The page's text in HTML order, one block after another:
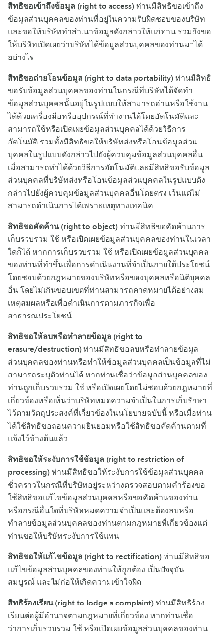
สิทธิขอเข้าถึงข้อมูล (right to access)ท่านมีสิทธิขอเข้าถึง
ข้อมูลส่วนบุคคลของท่านที่อยู่ในความรับผิดชอบของบริษัท
และขอให้บริษัททำสำเนาข้อมูลดังกล่าวให้แก่ท่าน รวมถึงขอ
ให้บริษัทเปิดเผยว่าบริษัทได้ข้อมูลส่วนบุคคลของท่านมาได้
อย่างไร
สิทธิขอถ่ายโอนข้อมูล (right to data portability)ท่านมีสิทธิ
ขอรับข้อมูลส่วนบุคคลของท่านในกรณีที่บริษัทได้จัดทำ
ข้อมูลส่วนบุคคลนั้นอยู่ในรูปแบบให้สามารถอ่านหรือใช้งาน
ได้ด้วยเครื่องมือหรืออุปกรณ์ที่ทำงานได้โดยอัตโนมัติและ
สามารถใช้หรือเปิดเผยข้อมูลส่วนบุคคลได้ด้วยวิธีการ
อัตโนมัติ รวมทั้งมีสิทธิขอให้บริษัทส่งหรือโอนข้อมูลส่วน
บุคคลในรูปแบบดังกล่าวไปยังผู้ควบคุมข้อมูลส่วนบุคคลอื่น
เมื่อสามารถทำได้ด้วยวิธีการอัตโนมัติและมีสิทธิขอรับข้อมูล
ส่วนบุคคลที่บริษัทส่งหรือโอนข้อมูลส่วนบุคคลในรูปแบบดัง
กล่าวไปยังผู้ควบคุมข้อมูลส่วนบุคคลอื่นโดยตรง เว้นแต่ไม่
สามารถดำเนินการได้เพราะเหตุทางเทคนิค
สิทธิขอคัดค้าน (right to object)ท่านมีสิทธิขอคัดค้านการ
เก็บรวบรวม ใช้ หรือเปิดเผยข้อมูลส่วนบุคคลของท่านในเวลา
ใดก็ได้ หากการเก็บรวบรวม ใช้ หรือเปิดเผยข้อมูลส่วนบุคคล
ของท่านที่ทำขึ้นเพื่อการดำเนินงานที่จำเป็นภายใต้ประโยชน์
โดยชอบด้วยกฎหมายของบริษัทหรือของบุคคลหรือนิติบุคคล
อื่น โดยไม่เกินขอบเขตที่ท่านสามารถคาดหมายได้อย่างสม
เหตุสมผลหรือเพื่อดำเนินการตามภารกิจเพื่อ
สาธารณประโยชน์
สิทธิขอให้ลบหรือทำลายข้อมูล (right to
erasure/destruction)ท่านมีสิทธิขอลบหรือทำลายข้อมูล
ส่วนบุคคลของท่านหรือทำให้ข้อมูลส่วนบุคคลเป็นข้อมูลที่ไม่
สามารถระบุตัวท่านได้ หากท่านเชื่อว่าข้อมูลส่วนบุคคลของ
ท่านถูกเก็บรวบรวม ใช้ หรือเปิดเผยโดยไม่ชอบด้วยกฎหมายที่
เกี่ยวข้องหรือเห็นว่าบริษัทหมดความจำเป็นในการเก็บรักษา
ไว้ตามวัตถุประสงค์ที่เกี่ยวข้องในนโยบายฉบับนี้ หรือเมื่อท่าน
ได้ใช้สิทธิขอถอนความยินยอมหรือใช้สิทธิขอคัดค้านตามที่
แจ้งไว้ข้างต้นแล้ว
สิทธิขอให้ระงับการใช้ข้อมูล (right to restriction of
processing)ท่านมีสิทธิขอให้ระงับการใช้ข้อมูลส่วนบุคคล
ชั่วคราวในกรณีที่บริษัทอยู่ระหว่างตรวจสอบตามคำร้องขอ
ใช้สิทธิขอแก้ไขข้อมูลส่วนบุคคลหรือขอคัดค้านของท่าน
หรือกรณีอื่นใดที่บริษัทหมดความจำเป็นและต้องลบหรือ
ทำลายข้อมูลส่วนบุคคลของท่านตามกฎหมายที่เกี่ยวข้องแต่
ท่านขอให้บริษัทระงับการใช้แทน
สิทธิขอให้แก้ไขข้อมูล (right to rectification)ท่านมีสิทธิขอ
แก้ไขข้อมูลส่วนบุคคลของท่านให้ถูกต้อง เป็นปัจจุบัน
สมบูรณ์ และไม่ก่อให้เกิดความเข้าใจผิด
สิทธิร้องเรียน (right to lodge a complaint)ท่านมีสิทธิร้อง
เรียนต่อผู้มีอำนาจตามกฎหมายที่เกี่ยวข้อง หากท่านเชื่อ
ว่าการเก็บรวบรวม ใช้ หรือเปิดเผยข้อมูลส่วนบุคคลของท่าน